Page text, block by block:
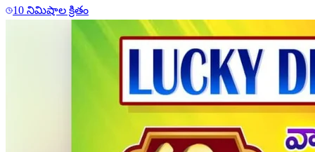
10 నిమిషాల క్రితం